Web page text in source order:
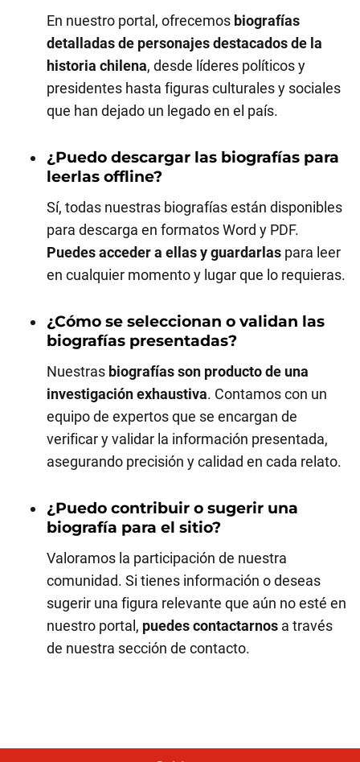
En nuestro portal, ofrecemos biografías
detalladas de personajes destacados de la
historia chilena, desde líderes políticos y
presidentes hasta figuras culturales y sociales
que han dejado un legado en el país.
¿Puedo descargar las biografías para
leerlas offline?
Sí, todas nuestras biografías están disponibles
para descarga en formatos Word y PDF.
Puedes acceder a ellas y guardarlas para leer
en cualquier momento y lugar que lo requieras.
¿Cómo se seleccionan o validan las
biografías presentadas?
Nuestras biografías son producto de una
investigación exhaustiva. Contamos con un
equipo de expertos que se encargan de
verificar y validar la información presentada,
asegurando precisión y calidad en cada relato.
¿Puedo contribuir o sugerir una
biografía para el sitio?
Valoramos la participación de nuestra
comunidad. Si tienes información o deseas
sugerir una figura relevante que aún no esté en
nuestro portal, puedes contactarnos a través
de nuestra sección de contacto.